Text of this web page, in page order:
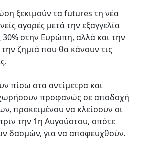
ξεκιμούν τα futures τη νέα
αγορές μετά την εξαγγελία
30% στην Ευρώπη, αλλά και την
την ζημιά που θα κάνουν τις
πίσω στα αντίμετρα και
προφανώς σε αποδοχή
προκειμένου να κλείσουν οι
την 1η Αυγούστου, οπότε
δασμών, για να αποφευχθούν.